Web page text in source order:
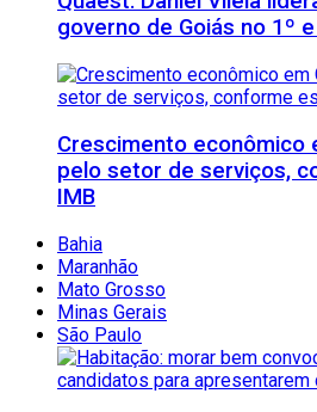
governo de Goiás no 1º
Crescimento econômico
pelo setor de serviços,
IMB
Bahia
Maranhão
Mato Grosso
Minas Gerais
São Paulo